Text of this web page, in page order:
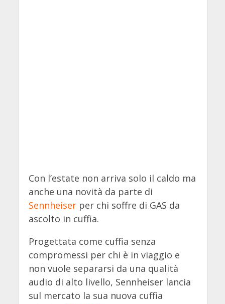
Con l’estate non arriva solo il caldo ma
anche una novità da parte di
Sennheiserper chi soffre di GAS da
ascolto in cuffia.
Progettata come cuffia senza
compromessi per chi è in viaggio e
non vuole separarsi da una qualità
audio di alto livello, Sennheiser lancia
sul mercato la sua nuova cuffia